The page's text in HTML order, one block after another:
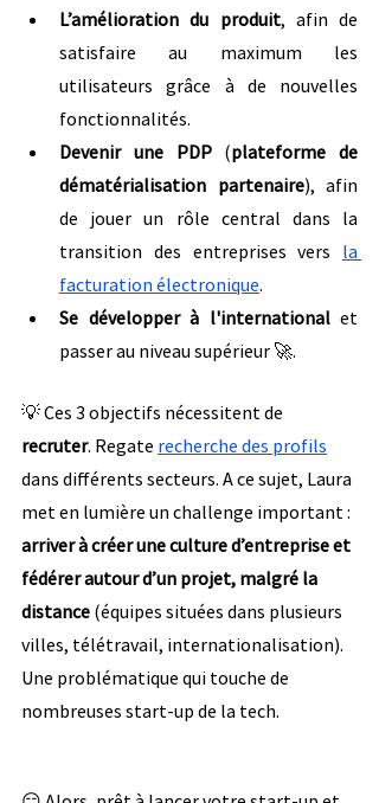
L’amélioration du produit, afin de
satisfaire au maximum les
utilisateurs grâce à de nouvelles
fonctionnalités.
Devenir une PDP (plateforme de
dématérialisation partenaire), afin
de jouer un rôle central dans la
transition des entreprises vers la
facturation électronique.
Se développer à l'international et
passer au niveau supérieur 🚀.
💡 Ces 3 objectifs nécessitent de
recruter. Regate recherche des profils
dans différents secteurs. A ce sujet, Laura
met en lumière un challenge important :
arriver à créer une culture d’entreprise et
fédérer autour d’un projet, malgré la
distance (équipes situées dans plusieurs
villes, télétravail, internationalisation).
Une problématique qui touche de
nombreuses start-up de la tech.